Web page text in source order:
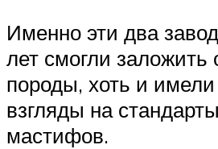
Именно эти два
лет смогли заложить
породы, хоть и
взгляды на
мастифов.